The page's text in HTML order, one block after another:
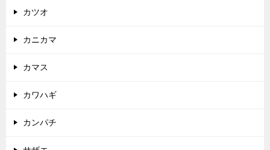
カツオ
カニカマ
カマス
カワハギ
カンパチ